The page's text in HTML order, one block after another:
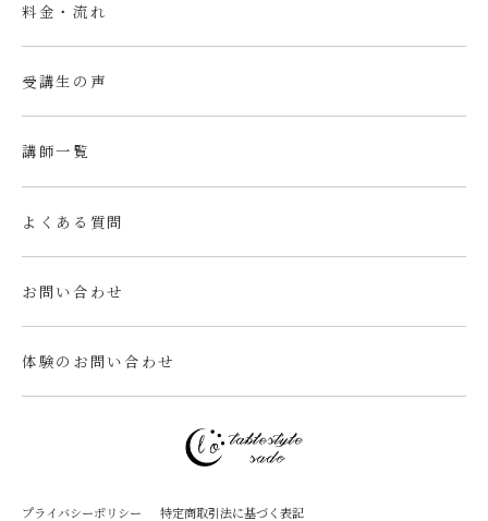
料金・流れ
受講生の声
講師一覧
よくある質問
お問い合わせ
体験のお問い合わせ
プライバシーポリシー 特定商取引法に基づく表記